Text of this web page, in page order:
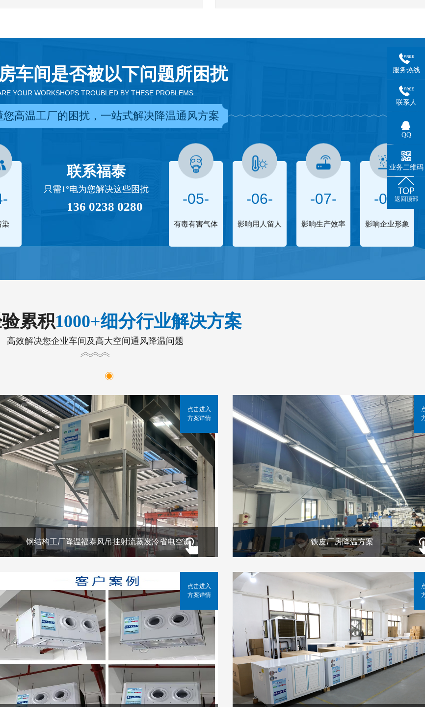
车间是否被以下问题所困扰
YOUR WORKSHOPS TROUBLED BY THESE PROBLEMS
您高温工厂的困扰，一站式解决降温通风方案
染
联系福泰
只需1°电为您解决这些困扰
136 0238 0280 -05-
有毒有害气体
-06-
影响用人留人
-07-
影响生产效率
-08-
影响企业形象
累积1000+细分行业解决方案
高效解决您企业车间及高大空间通风降温问题
钢结构工厂降温福泰风吊挂射流蒸发冷省电空调
点击进入
方案详情
铁皮厂房降温方案
点击进入
方案详情
服务热线
联系人
QQ
业务二维码
返回顶部